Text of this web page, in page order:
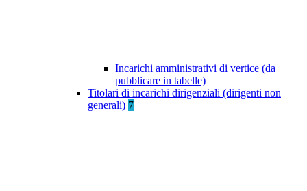
Incarichi amministrativi di vertice (da
pubblicare in tabelle)
Titolari di incarichi dirigenziali (dirigenti non
generali) 7